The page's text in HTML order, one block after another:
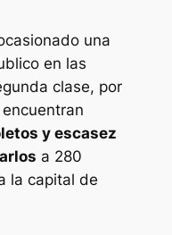
una
en las
clase, por
y escasez
a 280
la capital de